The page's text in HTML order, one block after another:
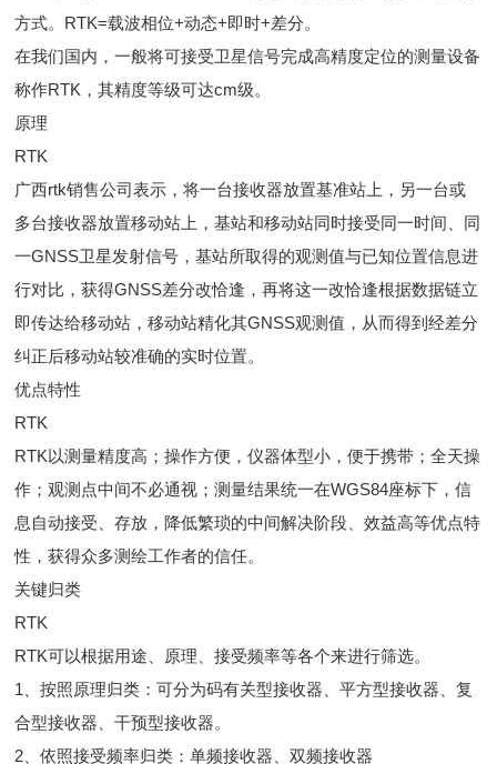
方式。RTK=载波相位+动态+即时+差分。
在我们国内，一般将可接受卫星信号完成高精度定位的测量设备
称作RTK，其精度等级可达cm级。
原理
RTK
广西rtk销售公司表示，将一台接收器放置基准站上，另一台或
多台接收器放置移动站上，基站和移动站同时接受同一时间、同
一GNSS卫星发射信号，基站所取得的观测值与已知位置信息进
行对比，获得GNSS差分改恰逢，再将这一改恰逢根据数据链立
即传达给移动站，移动站精化其GNSS观测值，从而得到经差分
纠正后移动站较准确的实时位置。
优点特性
RTK
RTK以测量精度高；操作方便，仪器体型小，便于携带；全天操
作；观测点中间不必通视；测量结果统一在WGS84座标下，信
息自动接受、存放，降低繁琐的中间解决阶段、效益高等优点特
性，获得众多测绘工作者的信任。
关键归类
RTK
RTK可以根据用途、原理、接受频率等各个来进行筛选。
1、按照原理归类：可分为码有关型接收器、平方型接收器、复
合型接收器、干预型接收器。
2、依照接受频率归类：单频接收器、双频接收器